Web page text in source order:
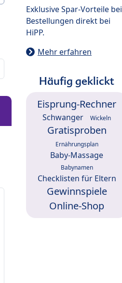
Exklusive Spar-Vorteile bei
Bestellungen direkt bei
HiPP.
Mehr erfahren
Häufig geklickt
Eisprung-Rechner
Schwanger Wickeln
Gratisproben
Ernährungsplan
Baby-Massage
Babynamen
Checklisten für Eltern
Gewinnspiele
Online-Shop